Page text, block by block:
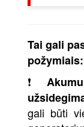
Tai gali
požymiais:
❗
gali būti